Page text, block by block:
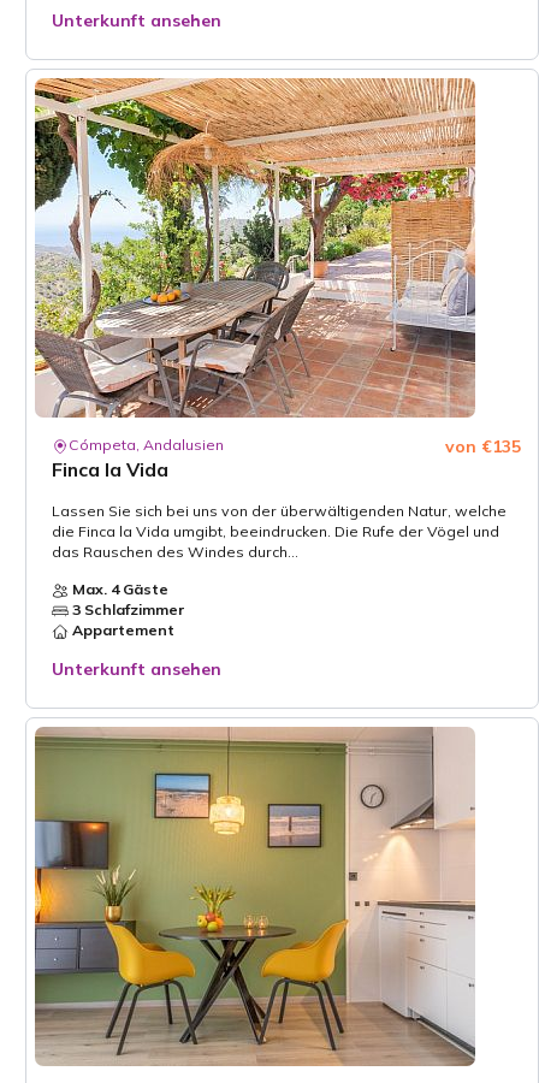
Unterkunft ansehen
Cómpeta, Andalusien
Finca la Vida
von €135
Lassen Sie sich bei uns von der überwältigenden Natur, welche
die Finca la Vida umgibt, beeindrucken. Die Rufe der Vögel und
das Rauschen des Windes durch...
Max. 4 Gäste
3 Schlafzimmer
Appartement
Unterkunft ansehen